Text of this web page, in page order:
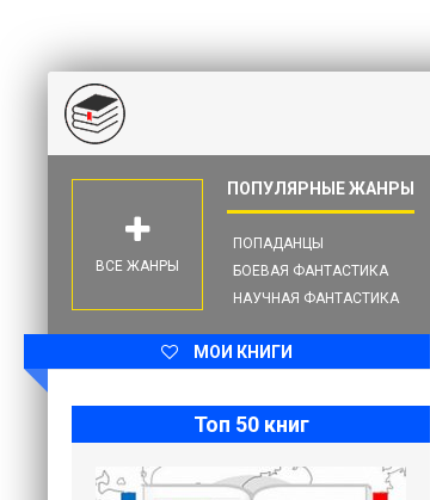
ПОПАДАНЦЫ
БОЕВАЯ ФАНТАСТИКА
НАУЧНАЯ ФАНТАСТИКА
ВСЕ ЖАНРЫ
МОИ КНИГИ
Топ 50 книг